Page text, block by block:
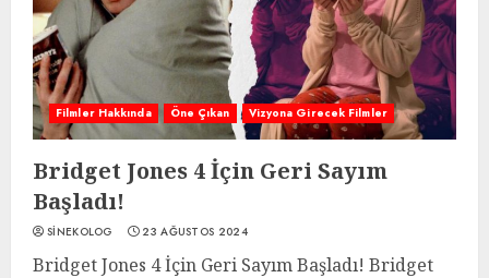
Filmler Hakkında Öne Çıkan Vizyona Girecek Filmler
Bridget Jones 4 İçin Geri Sayım
Başladı!
SINEKOLOG 23 AĞUSTOS 2024
Bridget Jones 4 İçin Geri Sayım Başladı! Bridget